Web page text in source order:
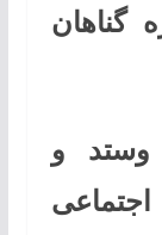
گناهان
وستد و